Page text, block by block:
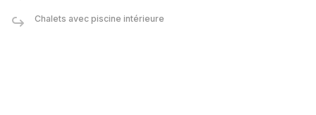
Chalets avec piscine intérieure